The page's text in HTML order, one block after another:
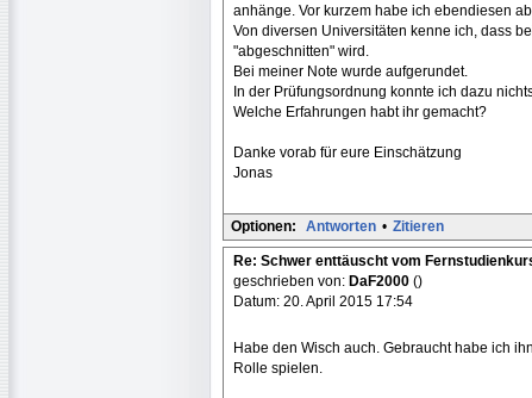
anhänge. Vor kurzem habe ich ebendiesen
Von diversen Universitäten kenne ich, dass
"abgeschnitten" wird.
Bei meiner Note wurde aufgerundet.
In der Prüfungsordnung konnte ich dazu
Welche Erfahrungen habt ihr gemacht?
Danke vorab für eure Einschätzung
Jonas
Optionen: Antworten • Zitieren
Re: Schwer enttäuscht vom
geschrieben von: DaF2000 ()
Datum: 20. April 2015 17:54
Habe den Wisch auch. Gebraucht habe ich
Rolle spielen.